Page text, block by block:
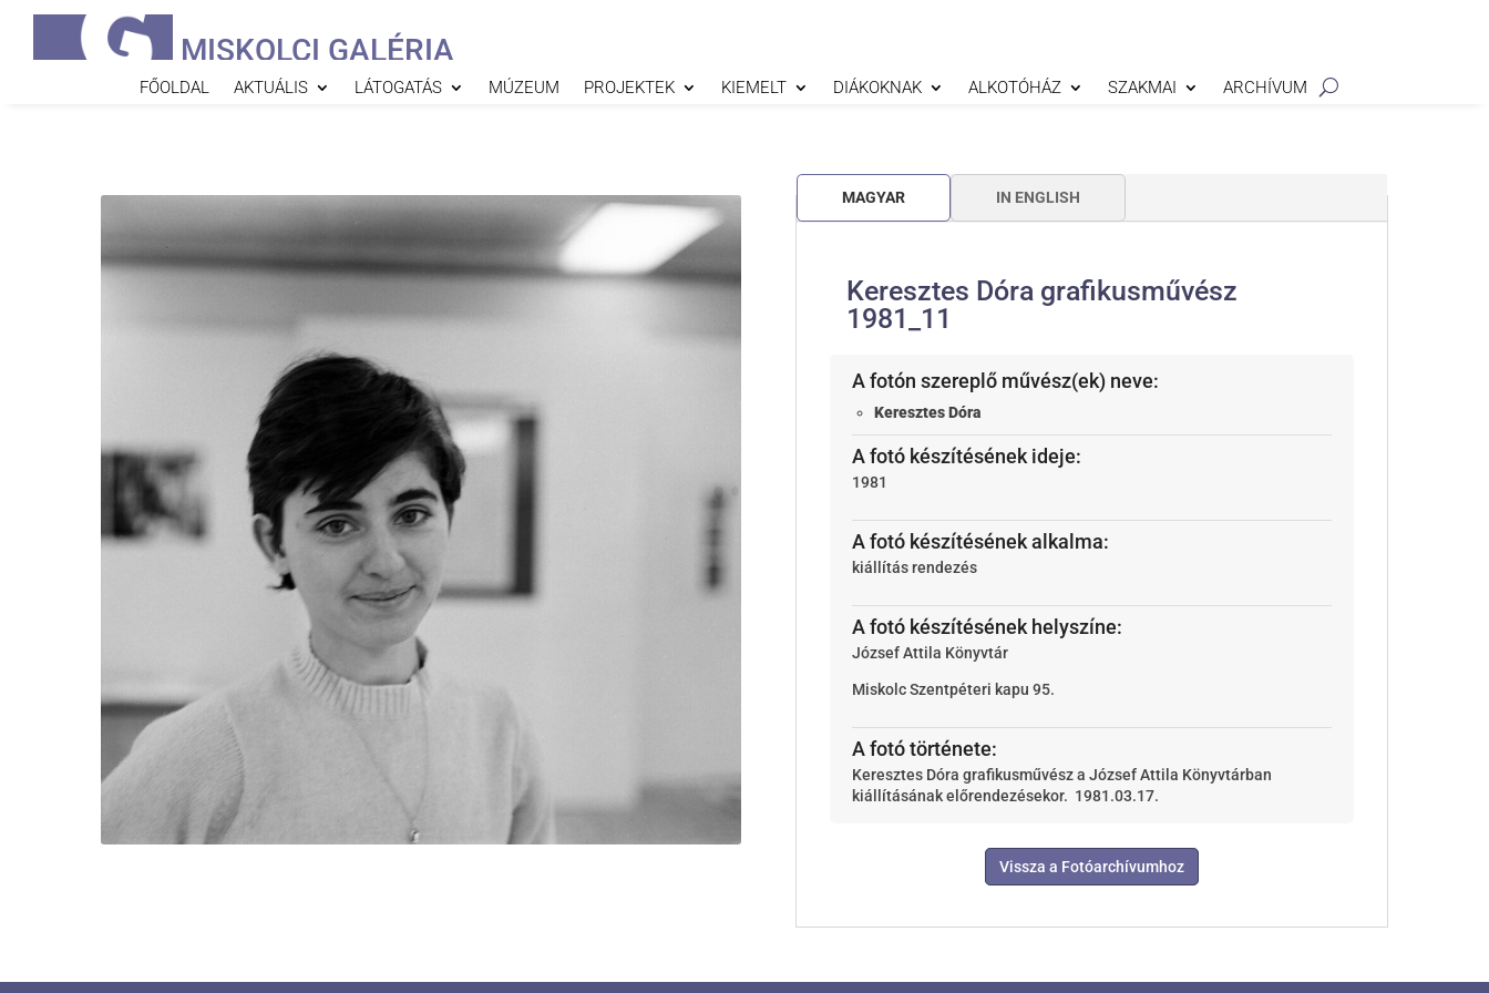
MISKOLCI GALÉRIA
FŐOLDAL AKTUÁLIS LÁTOGATÁS MÚZEUM PROJEKTEK KIEMELT DIÁKOKNAK ALKOTÓHÁZ SZAKMAI ARCHÍVUM
MAGYAR IN ENGLISH
Keresztes Dóra grafikusművész
1981_11
A fotón szereplő művész(ek) neve:
Keresztes Dóra
A fotó készítésének ideje:
1981
A fotó készítésének alkalma:
kiállítás rendezés
A fotó készítésének helyszíne:
József Attila Könyvtár
MiskolcSzentpéteri kapu 95.
A fotó története:
Keresztes Dóra grafikusművész a József Attila Könyvtárban
kiállításának előrendezésekor. 1981.03.17.
Vissza a Fotóarchívumhoz